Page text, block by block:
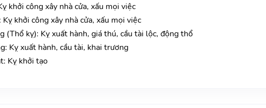
khởi công xây nhà cửa, xấu mọi việc
Kỵ khởi công xây nhà cửa, xấu mọi việc
(Thổ kỵ): Kỵ xuất hành, giá thú, cầu tài lộc, động thổ
Kỵ xuất hành, cầu tài, khai trương
Kỵ khởi tạo